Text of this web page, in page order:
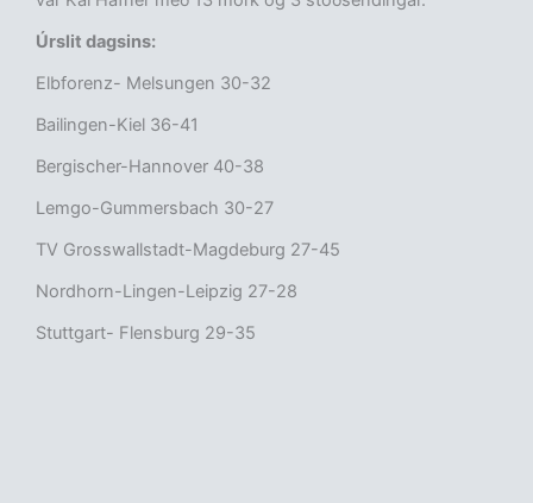
Úrslit dagsins:
Elbforenz- Melsungen 30-32
Bailingen-Kiel 36-41
Bergischer-Hannover 40-38
Lemgo-Gummersbach 30-27
TV Grosswallstadt-Magdeburg 27-45
Nordhorn-Lingen-Leipzig 27-28
Stuttgart- Flensburg 29-35